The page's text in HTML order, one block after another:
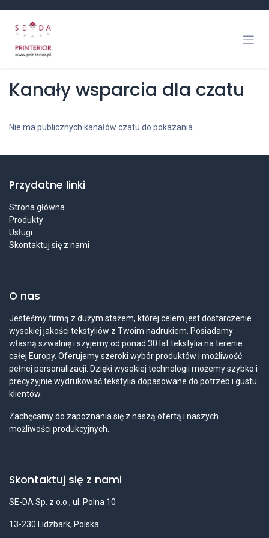
Kanały wsparcia dla czatu
Nie ma publicznych kanałów czatu do pokazania.
Przydatne linki
Strona główna
Produkty
Usługi
Skontaktuj się z nami
O nas
Jesteśmy firmą z dużym stażem, której celem jest dostarczenie
wysokiej jakości tekstyliów z Twoim nadrukiem. Posiadamy
własną szwalnię i szyjemy od ponad 30 lat tekstylia na terenie
całej Europy. Oferujemy szeroki wybór produktów i możliwość
pełnej personalizacji. Dzięki wysokiej technologii możemy szybko i
precyzyjnie wydrukować tekstylia dopasowane do potrzeb i gustu
klientów.
Zachęcamy do zapoznania się z naszą ofertą i naszych
możliwości produkcyjnych.
Skontaktuj się z nami
SE-DA Sp. z o.o., ul. Polna 10
13-230 Lidzbark, Polska